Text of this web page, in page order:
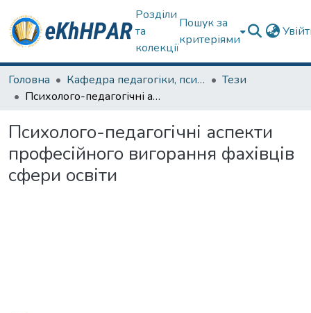
Розділи
та
колекції
Пошук за
критеріями
Головна Кафедра педагогіки, психології, початкової освіти та освітнього менеджменту
Тези
Психолого-педагогічні аспекти професійного вигорання фахівців сфери освіти
Психолого-педагогічні аспекти
професійного вигорання фахівців
сфери освіти